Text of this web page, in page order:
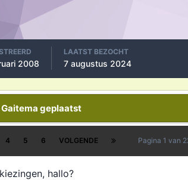
2008
LAATST BEZOCHT
7 augustus 2024
geplaatst
4 5 6 VOLGENDE Pagina 1 van
hallo?